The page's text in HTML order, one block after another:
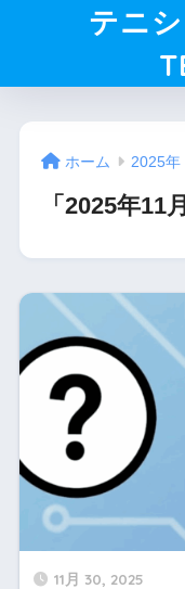
テニ
ホーム 2025年
「2025年11
11月 30, 2025